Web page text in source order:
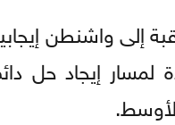
إلى واشنطن
لمسار إيجاد حل